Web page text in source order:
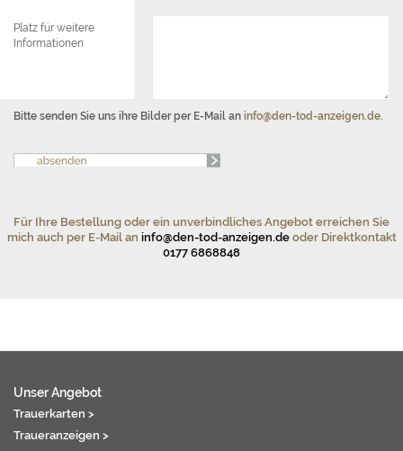
Platz für weitere
Informationen
Bitte senden Sie uns ihre Bilder per E-Mail an info@den-tod-anzeigen.de.
Für Ihre Bestellung oder ein unverbindliches Angebot erreichen Sie
mich auch per E-Mail an info@den-tod-anzeigen.deoder Direktkontakt
0177 6868848
Unser Angebot
Trauerkarten >
Traueranzeigen >